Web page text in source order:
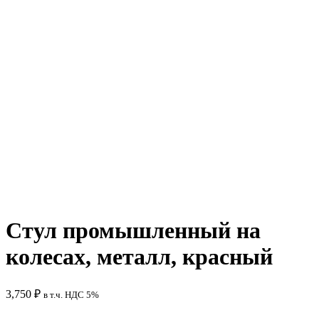
Стул промышленный на
колесах, металл, красный
3,750 ₽ в т.ч. НДС 5%